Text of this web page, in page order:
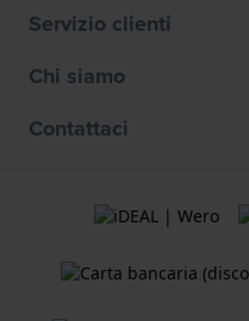
Servizio clienti
Chi siamo
Contattaci